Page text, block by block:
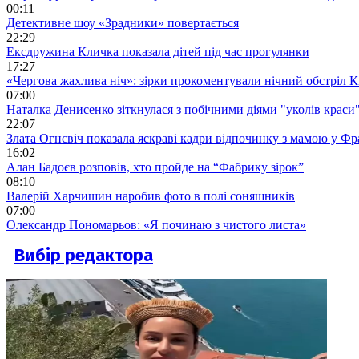
00:11
Детективне шоу «Зрадники» повертається
22:29
Ексдружина Кличка показала дітей під час прогулянки
17:27
«Чергова жахлива ніч»: зірки прокоментували нічний обстріл
07:00
Наталка Денисенко зіткнулася з побічними діями "уколів краси"
22:07
Злата Огнєвіч показала яскраві кадри відпочинку з мамою у
16:02
Алан Бадоєв розповів, хто пройде на “Фабрику зірок”
08:10
Валерій Харчишин наробив фото в полі соняшників
07:00
Олександр Пономарьов: «Я починаю з чистого листа»
Вибір редактора